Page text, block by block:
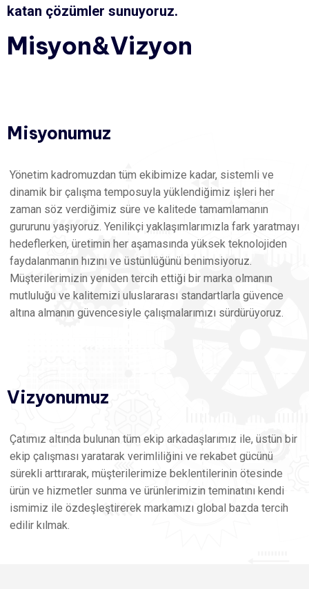
katan çözümler sunuyoruz.
Misyon&Vizyon
Misyonumuz
Yönetim kadromuzdan tüm ekibimize kadar, sistemli ve
dinamik bir çalışma temposuyla yüklendiğimiz işleri her
zaman söz verdiğimiz süre ve kalitede tamamlamanın
gururunu yaşıyoruz. Yenilikçi yaklaşımlarımızla fark yaratmayı
hedeflerken, üretimin her aşamasında yüksek teknolojiden
faydalanmanın hızını ve üstünlüğünü benimsiyoruz.
Müşterilerimizin yeniden tercih ettiği bir marka olmanın
mutluluğu ve kalitemizi uluslararası standartlarla güvence
altına almanın güvencesiyle çalışmalarımızı sürdürüyoruz.
Vizyonumuz
Çatımız altında bulunan tüm ekip arkadaşlarımız ile, üstün bir
ekip çalışması yaratarak verimliliğini ve rekabet gücünü
sürekli arttırarak, müşterilerimize beklentilerinin ötesinde
ürün ve hizmetler sunma ve ürünlerimizin teminatını kendi
ismimiz ile özdeşleştirerek markamızı global bazda tercih
edilir kılmak.